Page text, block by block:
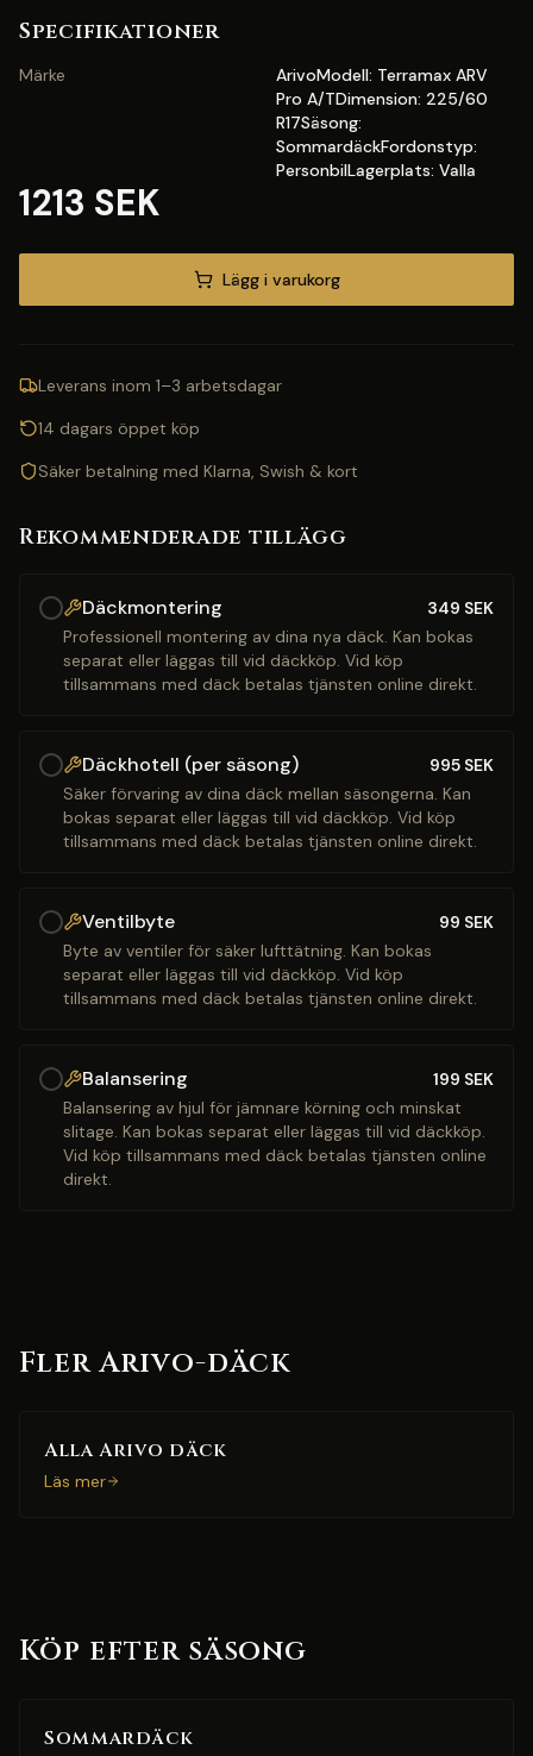
Specifikationer
Märke
ArivoModell: Terramax ARV
Pro A/TDimension: 225/60
R17Säsong:
SommardäckFordonstyp:
PersonbilLagerplats: Valla
1213 SEK
Lägg i varukorg
Leverans inom 1–3 arbetsdagar
14 dagars öppet köp
Säker betalning med Klarna, Swish & kort
Rekommenderade tillägg
Däckmontering 349 SEK
Professionell montering av dina nya däck. Kan bokas
separat eller läggas till vid däckköp. Vid köp
tillsammans med däck betalas tjänsten online direkt.
Däckhotell (per säsong) 995 SEK
Säker förvaring av dina däck mellan säsongerna. Kan
bokas separat eller läggas till vid däckköp. Vid köp
tillsammans med däck betalas tjänsten online direkt.
Ventilbyte 99 SEK
Byte av ventiler för säker lufttätning. Kan bokas
separat eller läggas till vid däckköp. Vid köp
tillsammans med däck betalas tjänsten online direkt.
Balansering 199 SEK
Balansering av hjul för jämnare körning och minskat
slitage. Kan bokas separat eller läggas till vid däckköp.
Vid köp tillsammans med däck betalas tjänsten online
direkt.
Fler Arivo-däck
Alla Arivo däck
Läs mer
Köp efter säsong
Sommardäck